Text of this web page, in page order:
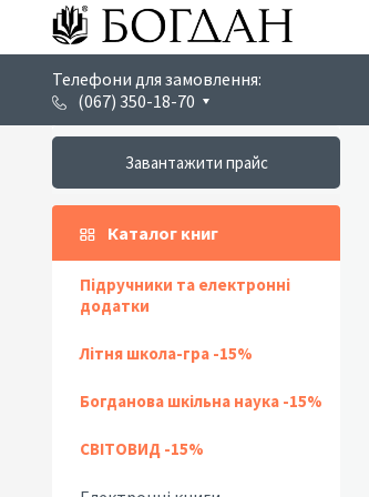
Телефони для замовлення:
(067) 350-18-70
Завантажити прайс
Каталог книг
Підручники та електронні
додатки
Літня школа-гра -15%
Богданова шкільна наука -15%
СВІТОВИД -15%